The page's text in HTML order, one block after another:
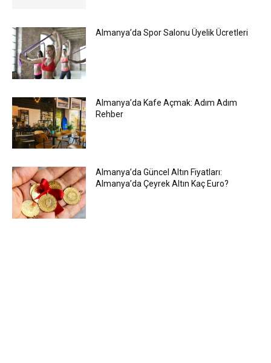
Almanya’da Spor Salonu Üyelik Ücretleri
Almanya’da Kafe Açmak: Adım Adım
Rehber
Almanya’da Güncel Altın Fiyatları:
Almanya’da Çeyrek Altın Kaç Euro?